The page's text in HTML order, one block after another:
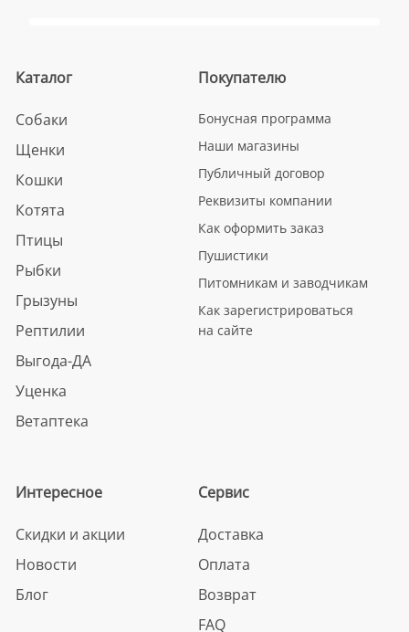
Каталог
Собаки
Щенки
Кошки
Котята
Птицы
Рыбки
Грызуны
Рептилии
Выгода-ДА
Уценка
Ветаптека
Покупателю
Бонусная программа
Наши магазины
Публичный договор
Реквизиты компании
Как оформить заказ
Пушистики
Питомникам и заводчикам
Как зарегистрироваться
на сайте
Интересное
Скидки и акции
Новости
Блог
Сервис
Доставка
Оплата
Возврат
FAQ